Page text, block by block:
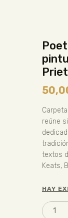
reúne
textos
Keats,
HAY